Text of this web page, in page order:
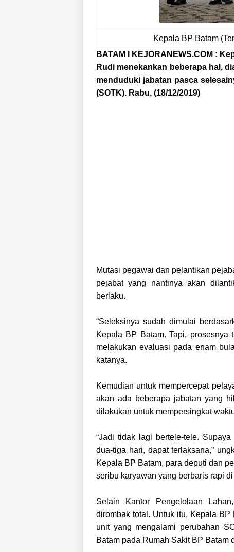
Kepala BP Batam
BATAM I KEJORANEWS.COM :
Rudi menekankan beberapa hal,
menduduki jabatan pasca
(SOTK). Rabu, (18/12/2019)
Mutasi pegawai dan pelantikan
pejabat yang nantinya akan
berlaku.
“Seleksinya sudah dimulai
Kepala BP Batam. Tapi,
melakukan evaluasi pada enam
katanya.
Kemudian untuk mempercepat
akan ada beberapa jabatan yang
dilakukan untuk mempersingkat
“Jadi tidak lagi bertele-tele.
dua-tiga hari, dapat terlaksana,”
Kepala BP Batam, para deputi dan
seribu karyawan yang berbaris rapi
Selain Kantor Pengelolaan
dirombak total. Untuk itu, Kepala
unit yang mengalami perubahan
Batam pada Rumah Sakit BP Batam